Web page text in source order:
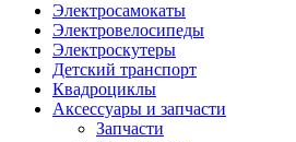
Электросамокаты
Электровелосипеды
Электроскутеры
Детский транспорт
Квадроциклы
Аксессуары и запчасти
Запчасти